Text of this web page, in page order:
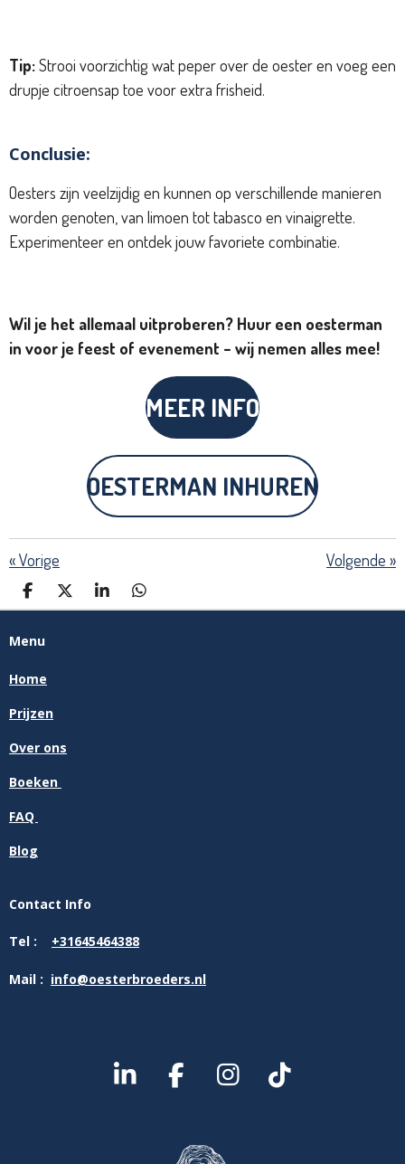
Tip:Strooi voorzichtig wat peper over de oester en voeg een
drupje citroensap toe voor extra frisheid.
Conclusie:
Oesters zijn veelzijdig en kunnen op verschillende manieren
worden genoten, van limoen tot tabasco en vinaigrette.
Experimenteer en ontdek jouw favoriete combinatie.
Wil je het allemaal uitproberen? Huur een oesterman
in voor je feest of evenement – wij nemen alles mee!
MEER INFO
OESTERMAN INHUREN
«Vorige Volgende »
D
E
E
D
E
S
H
D
E
Menu
Home
Prijzen
Over ons
Boeken
FAQ
Blog
Contact Info
Tel : +31645464388
Mail : info@oesterbroeders.nl
L
F
I
T